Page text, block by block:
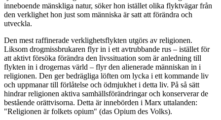
inneboende mänskliga natur, söker hon istället olika flyktvägar från
den verklighet hon just som människa är satt att förändra och
utveckla.
Den mest raffinerade verklighetsflykten utgörs av religionen.
Liksom drogmissbrukaren flyr in i ett avtrubbande rus – istället för
att aktivt försöka förändra den livssituation som är anledning till
flykten in i drogernas värld – flyr den alienerade människan in i
religionen. Den ger bedrägliga löften om lycka i ett kommande liv
och uppmanar till förlåtelse och ödmjukhet i detta liv. På så sätt
hindrar religionen aktiva samhällsförändringar och konserverar de
bestående orättvisorna. Detta är innebörden i Marx uttalanden:
"Religionen är folkets opium" (das Opium des Volks).